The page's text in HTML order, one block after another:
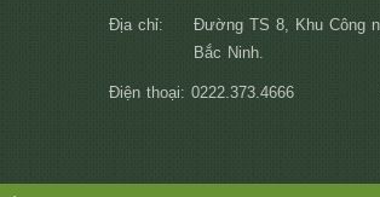
Địa chỉ:
Đường TS 8, Khu Công
Bắc Ninh.
Điện thoại: 0222.373.4666